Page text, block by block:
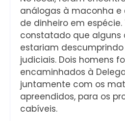
análogas à maconha e
de dinheiro em
constatado que alguns
estariam
judiciais. Dois homens
encaminhados à
juntamente com os
apreendidos, para os
cabíveis.